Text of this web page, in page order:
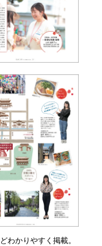
わかりやすく掲載。